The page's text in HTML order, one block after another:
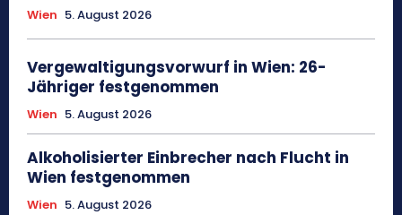
Wien 5. August 2026
Vergewaltigungsvorwurf in Wien: 26-
Jähriger festgenommen
Wien 5. August 2026
Alkoholisierter Einbrecher nach Flucht in
Wien festgenommen
Wien 5. August 2026